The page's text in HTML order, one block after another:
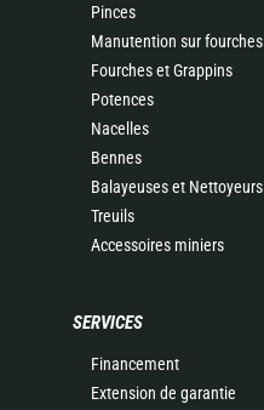
Pinces
Manutention sur fourches
Fourches et Grappins
Potences
Nacelles
Bennes
Balayeuses et Nettoyeurs
Treuils
Accessoires miniers
SERVICES
Financement
Extension de garantie